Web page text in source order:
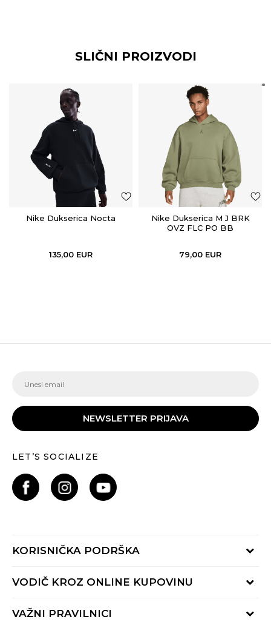
SLIČNI PROIZVODI
Nike Dukserica Nocta
135,00 EUR
Nike Dukserica M J BRK
OVZ FLC PO BB
79,00 EUR
NEWSLETTER PRIJAVA
LET’S SOCIALIZE
KORISNIČKA PODRŠKA
Provjeri status porudžbine
Radno vrijeme 9-16h
VODIČ KROZ ONLINE KUPOVINU
Načini isporuke
VAŽNI PRAVILNICI